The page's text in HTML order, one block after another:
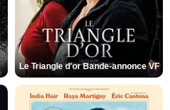
Le Triangle d'or Bande-annonce VF